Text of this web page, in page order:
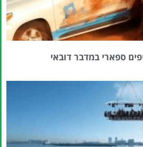
ספארי במדבר דובאי